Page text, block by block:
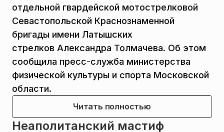
отдельной гвардейской мотострелковой
Севастопольской Краснознаменной
бригады имени Латышских
стрелков Александра Толмачева. Об этом
сообщила пресс-служба министерства
физической культуры и спорта Московской
области.
Читать полностью
Неаполитанский мастиф